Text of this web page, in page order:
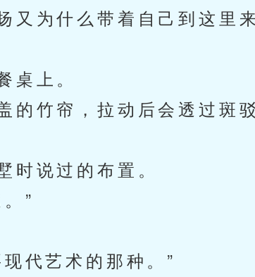
为什么带着自己到这里来
上。
竹帘，拉动后会透过斑
说过的布置。
”
代艺术的那种。”